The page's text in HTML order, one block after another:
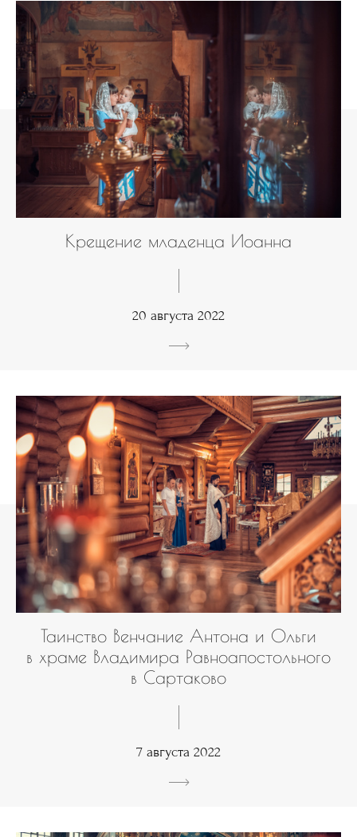
Крещение младенца Иоанна
20 августа 2022
Таинство Венчание Антона и Ольги
в храме Владимира Равноапостольного
в Сартаково
7 августа 2022